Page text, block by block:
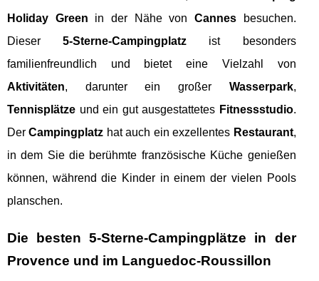
Holiday Green in der Nähe von Cannesbesuchen.
Dieser5-Sterne-Campingplatz ist besonders
familienfreundlich und bietet eine Vielzahl von
Aktivitäten, darunter ein großer Wasserpark,
Tennisplätze und ein gut ausgestattetes Fitnessstudio.
DerCampingplatz hat auch ein exzellentes Restaurant,
in dem Sie die berühmte französische Küche genießen
können, während die Kinder in einem der vielen Pools
planschen.
Die besten 5-Sterne-Campingplätze in der
Provence und im Languedoc-Roussillon